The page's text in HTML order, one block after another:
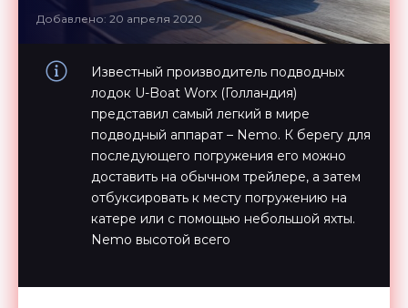
Добавлено: 20 апреля 2020
Известный производитель подводных
лодок U-Boat Worx (Голландия)
представил самый легкий в мире
подводный аппарат – Nemo. К берегу для
последующего погружения его можно
доставить на обычном трейлере, а затем
отбуксировать к месту погружению на
катере или с помощью небольшой яхты.
Nemo высотой всего